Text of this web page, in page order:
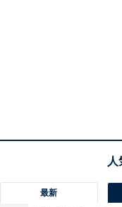
最新